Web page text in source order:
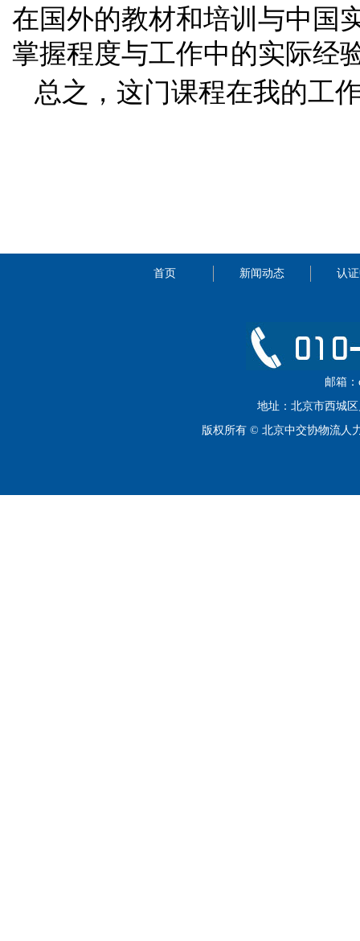
在国外的教材和培训与中国
掌握程度与工作中的实际经
总之，这门课程在我的工
首页 新闻动态 认
邮箱：
地址：北京市西城区
版权所有 © 北京中交协物流人